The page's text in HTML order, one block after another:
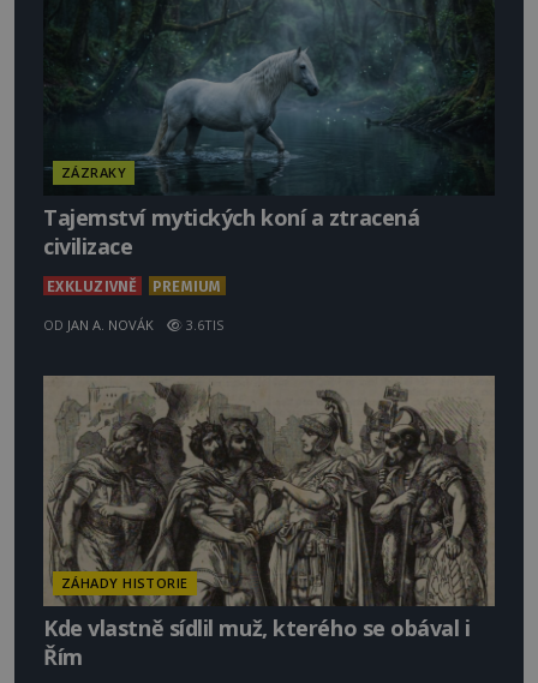
ZÁZRAKY
Tajemství mytických koní a ztracená
civilizace
EXKLUZIVNĚ PREMIUM
OD JAN A. NOVÁK 3.6TIS
ZÁHADY HISTORIE
Kde vlastně sídlil muž, kterého se obával i
Řím